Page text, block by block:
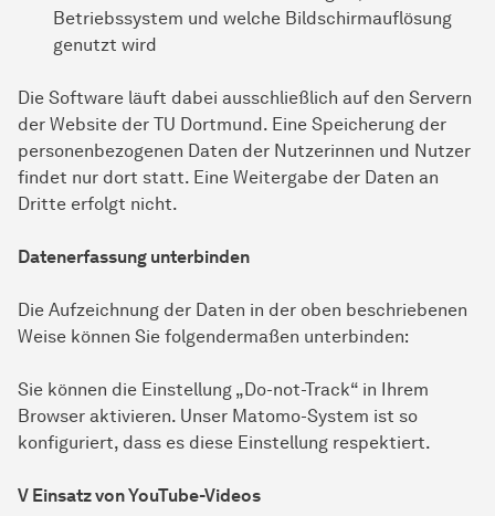
Betriebssystem und welche Bildschirmauflösung
genutzt wird
Die Software läuft dabei ausschließlich auf den Servern
der Website der TU Dortmund. Eine Speicherung der
personenbezogenen Daten der Nutzerinnen und Nutzer
findet nur dort statt. Eine Weitergabe der Daten an
Dritte erfolgt nicht.
Datenerfassung unterbinden
Die Aufzeichnung der Daten in der oben beschriebenen
Weise können Sie folgendermaßen unterbinden:
Sie können die Einstellung „Do-not-Track“ in Ihrem
Browser aktivieren. Unser Matomo-System ist so
konfiguriert, dass es diese Einstellung respektiert.
V Einsatz von YouTube-Videos